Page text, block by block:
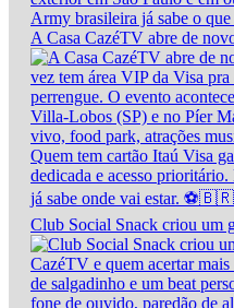
A Casa CazéTV abre de
Club Social Snack criou um